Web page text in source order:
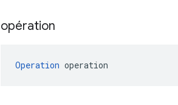
opération
Operation operation